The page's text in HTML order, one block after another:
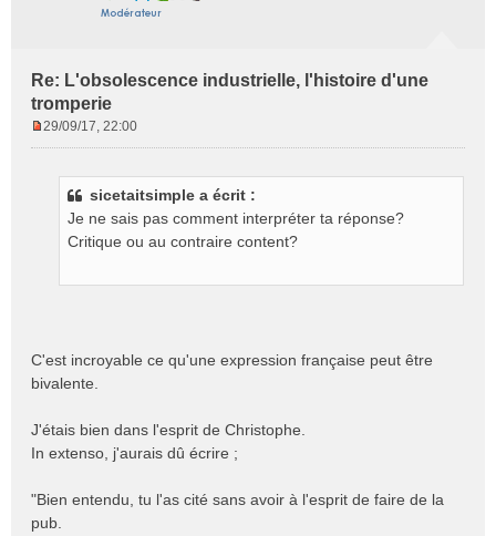
Re: L'obsolescence industrielle, l'histoire d'une
tromperie
u
29/09/17, 22:00
sicetaitsimple a écrit :
Je ne sais pas comment interpréter ta réponse?
Critique ou au contraire content?
C'est incroyable ce qu'une expression française peut être
bivalente.
J'étais bien dans l'esprit de Christophe.
In extenso, j'aurais dû écrire ;
"Bien entendu, tu l'as cité sans avoir à l'esprit de faire de la
pub.